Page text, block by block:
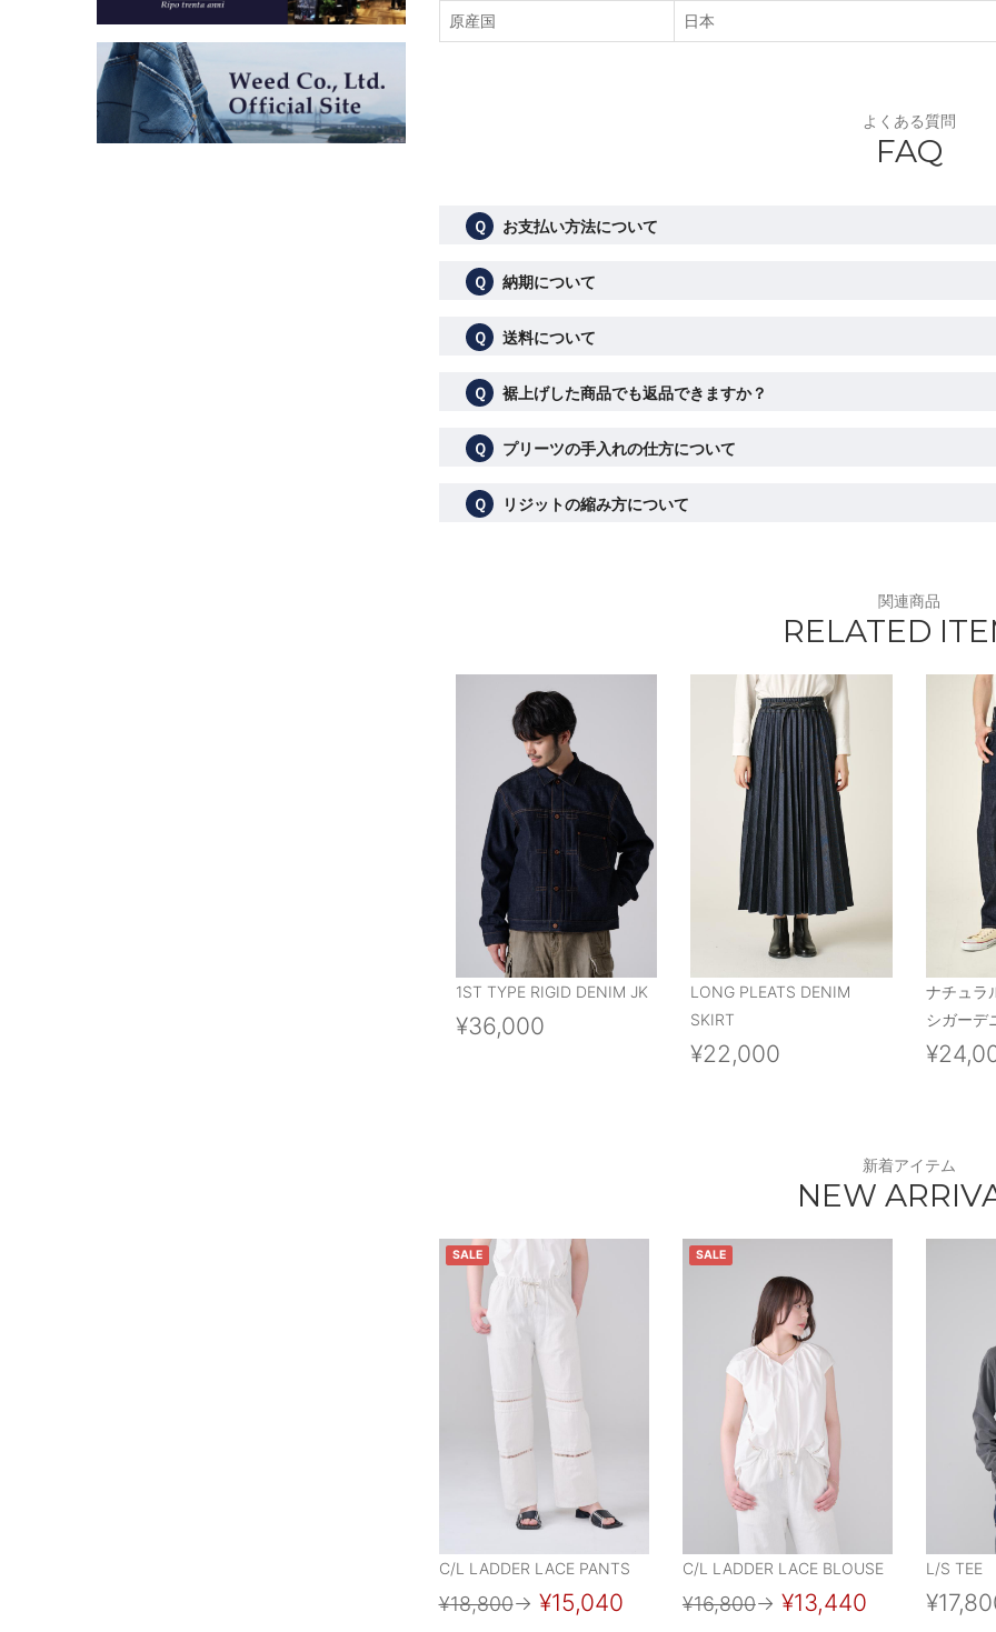
原産国 日本
よくある質問
FAQ
Ｑ お支払い方法について
Ｑ 納期について
Ｑ 送料について
Ｑ 裾上げした商品でも返品できますか？
Ｑ プリーツの手入れの仕方について
Ｑ リジットの縮み方について
関連商品
RELATED
1ST TYPE RIGID DENIM JK
¥36,000
LONG PLEATS DENIM
SKIRT
¥22,000
ナチュラ
シガーデ
新着アイテム
NEW
SALE
C/L LADDER LACE PANTS
¥18,800→ ¥15,040
SALE
C/L LADDER LACE BLOUSE
¥16,800→ ¥13,440
L/S TEE